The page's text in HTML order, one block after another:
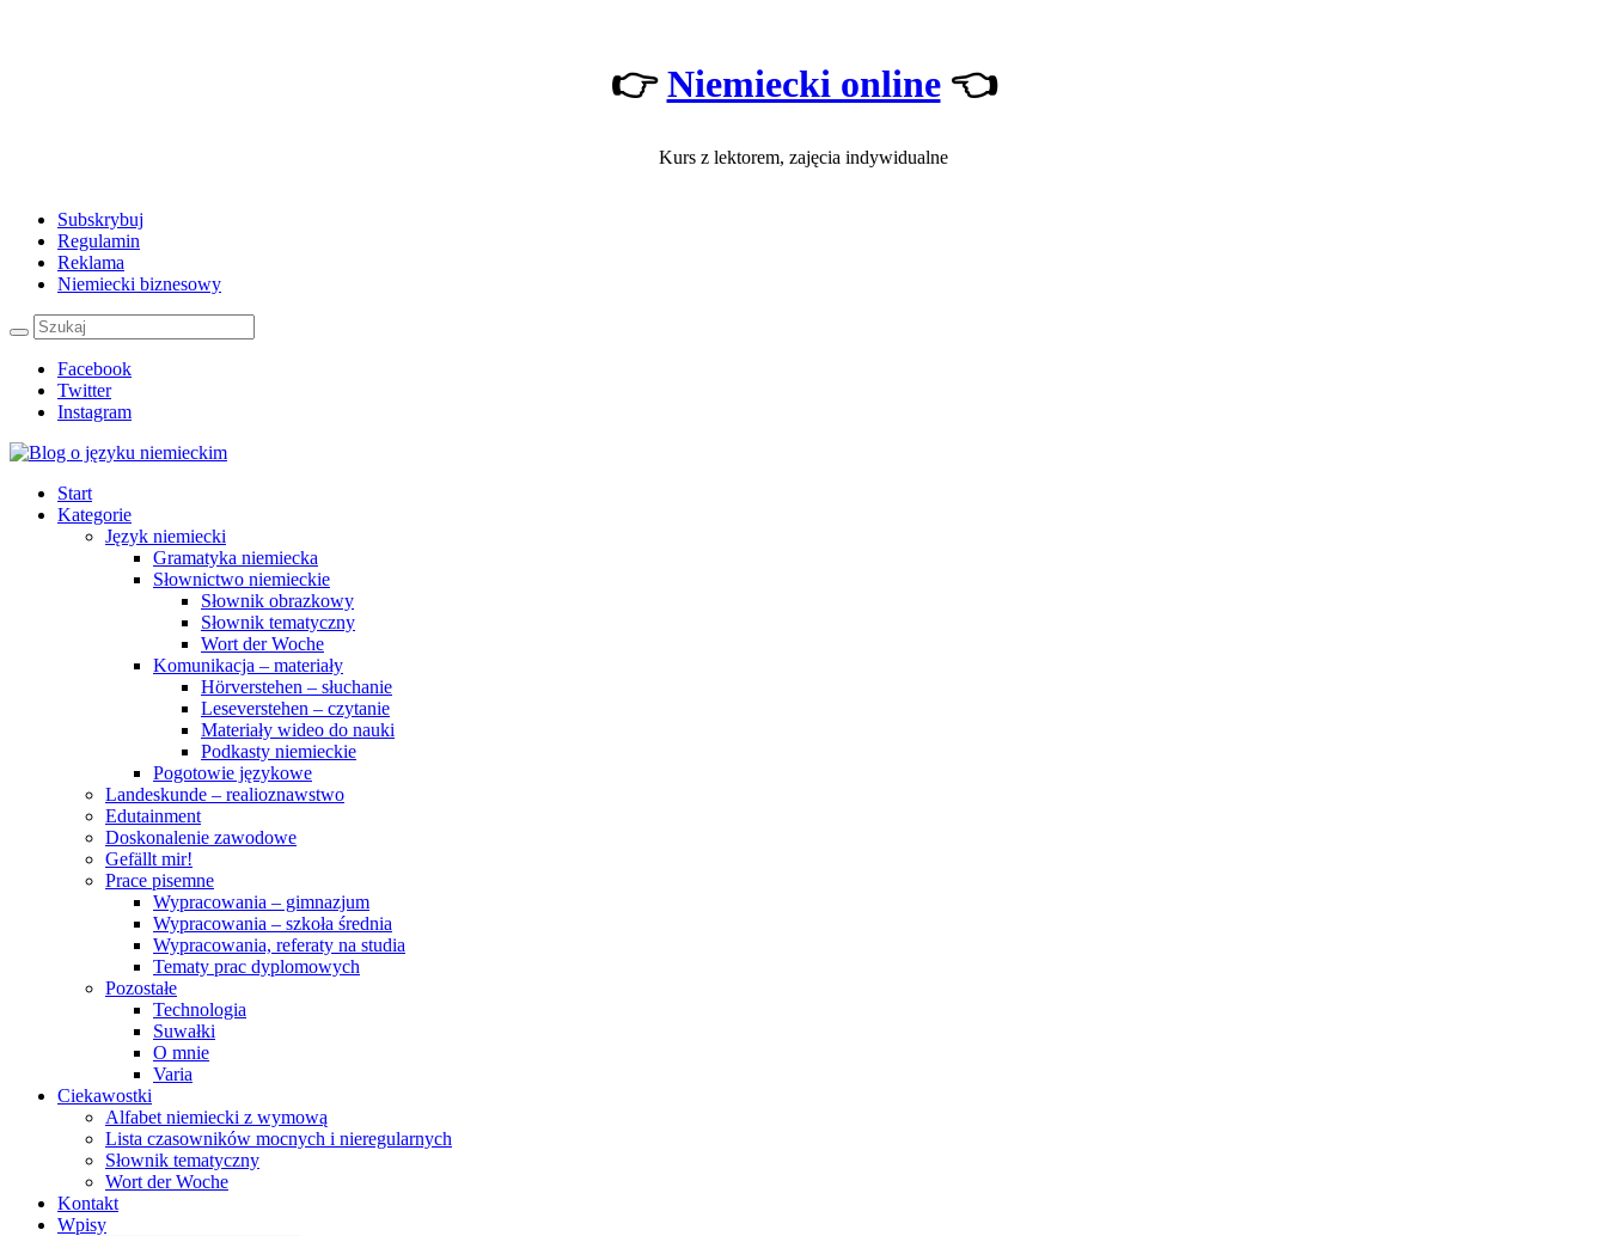
👉Niemiecki online👈
Kurs z lektorem, zajęcia indywidualne
Subskrybuj
Regulamin
Reklama
Niemiecki biznesowy
Facebook
Twitter
Instagram
Start
Kategorie
Język niemiecki
Gramatyka niemiecka
Słownictwo niemieckie
Słownik obrazkowy
Słownik tematyczny
Wort der Woche
Komunikacja – materiały
Hörverstehen – słuchanie
Leseverstehen – czytanie
Materiały wideo do nauki
Podkasty niemieckie
Pogotowie językowe
Landeskunde – realioznawstwo
Edutainment
Doskonalenie zawodowe
Gefällt mir!
Prace pisemne
Wypracowania – gimnazjum
Wypracowania – szkoła średnia
Wypracowania, referaty na studia
Tematy prac dyplomowych
Pozostałe
Technologia
Suwałki
O mnie
Varia
Ciekawostki
Alfabet niemiecki z wymową
Lista czasowników mocnych i nieregularnych
Słownik tematyczny
Wort der Woche
Kontakt
Wpisy